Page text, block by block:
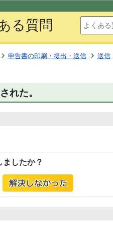
る質問
申告書の印刷・提出・送信 送信
れた。
ましたか？